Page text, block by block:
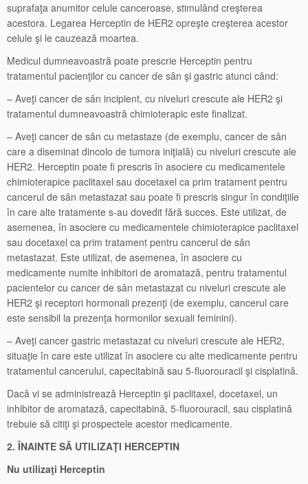
suprafaţa anumitor celule canceroase, stimulând creşterea
acestora. Legarea Herceptin de HER2 opreşte creşterea acestor
celule şi le cauzează moartea.
Medicul dumneavoastră poate prescrie Herceptin pentru
tratamentul pacienţilor cu cancer de sân şi gastric atunci când:
– Aveţi cancer de sân incipient, cu niveluri crescute ale HER2 şi
tratamentul dumneavoastră chimioterapic este finalizat.
– Aveţi cancer de sân cu metastaze (de exemplu, cancer de sân
care a diseminat dincolo de tumora iniţială) cu niveluri crescute ale
HER2. Herceptin poate fi prescris în asociere cu medicamentele
chimioterapice paclitaxel sau docetaxel ca prim tratament pentru
cancerul de sân metastazat sau poate fi prescris singur în condiţiile
în care alte tratamente s-au dovedit fără succes. Este utilizat, de
asemenea, în asociere cu medicamentele chimioterapice paclitaxel
sau docetaxel ca prim tratament pentru cancerul de sân
metastazat. Este utilizat, de asemenea, în asociere cu
medicamente numite inhibitori de aromatază, pentru tratamentul
pacientelor cu cancer de sân metastazat cu niveluri crescute ale
HER2 şi receptori hormonali prezenţi (de exemplu, cancerul care
este sensibil la prezenţa hormonilor sexuali feminini).
– Aveţi cancer gastric metastazat cu niveluri crescute ale HER2,
situaţie în care este utilizat în asociere cu alte medicamente pentru
tratamentul cancerului, capecitabină sau 5-fluorouracil şi cisplatină.
Dacă vi se administrează Herceptin şi paclitaxel, docetaxel, un
inhibitor de aromatază, capecitabină, 5-fluorouracil, sau cisplatină
trebuie să citiţi şi prospectele acestor medicamente.
2. ÎNAINTE SĂ UTILIZAŢI HERCEPTIN
Nu utilizaţi Herceptin